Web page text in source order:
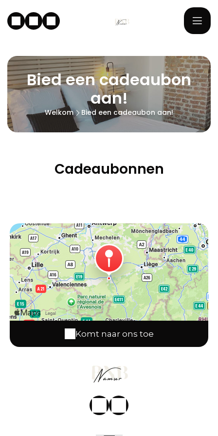
Bied een cadeaubon
aan!
Welkom Bied een cadeaubon aan!
Cadeaubonnen
Komt naar ons toe